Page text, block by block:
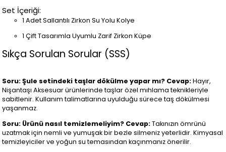
Set İçeriği:
1 Adet Sallantılı Zirkon Su Yolu Kolye
1 Çift Tasarımla Uyumlu Zarif Zirkon Küpe
Sıkça Sorulan Sorular (SSS)
Soru: Şule setindeki taşlar dökülme yapar mı? Cevap:Hayır,
Nişantaşı Aksesuar ürünlerinde taşlar özel mıhlama teknikleriyle
sabitlenir. Kullanım talimatlarına uyulduğu sürece taş dökülmesi
yaşanmaz.
Soru: Ürünü nasıl temizlemeliyim? Cevap:Takınızın ömrünü
uzatmak için nemli ve yumuşak bir bezle silmeniz yeterlidir. Kimyasal
temizleyiciler ve yoğun su temasından kaçınmanız önerilir.